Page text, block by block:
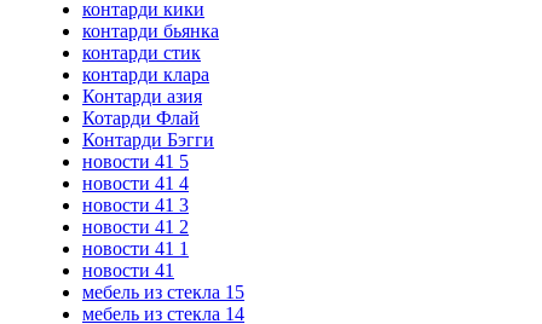
контарди кики
контарди бьянка
контарди стик
контарди клара
Контарди азия
Котарди Флай
Контарди Бэгги
новости 41 5
новости 41 4
новости 41 3
новости 41 2
новости 41 1
новости 41
мебель из стекла 15
мебель из стекла 14